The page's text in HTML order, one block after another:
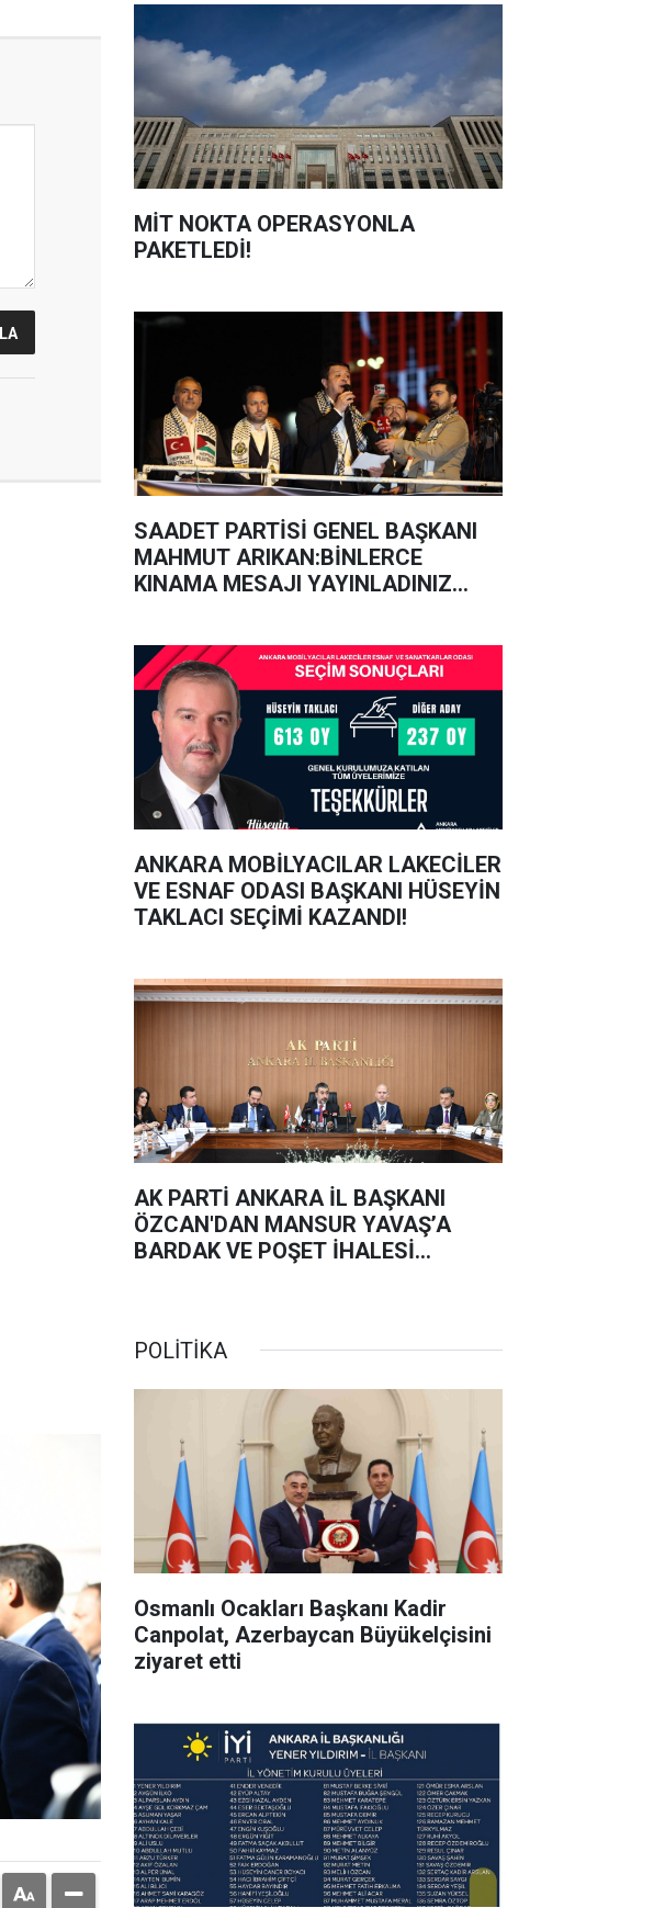
MİT NOKTA OPERASYONLA
PAKETLEDİ!
SAADET PARTİSİ GENEL BAŞKANI
MAHMUT ARIKAN:BİNLERCE
KINAMA MESAJI YAYINLADINIZ
ANKARA MOBİLYACILAR LAKECİLER
VE ESNAF ODASI BAŞKANI HÜSEYİN
TAKLACI SEÇİMİ KAZANDI!
AK PARTİ ANKARA İL BAŞKANI
ÖZCAN'DAN MANSUR YAVAŞ’A
BARDAK VE POŞET İHALESİ
POLİTİKA
Osmanlı Ocakları Başkanı Kadir
Canpolat, Azerbaycan Büyükelçisini
ziyaret etti